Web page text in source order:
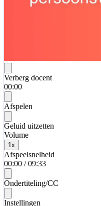
Verberg docent
00:00
Afspelen
Geluid uitzetten
Volume
1 x
Afspeelsnelheid
00:00 / 09:33
Ondertiteling/CC
Instellingen